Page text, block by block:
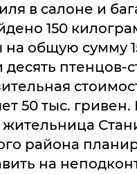
в салоне и
150
общую сумму
десять птенцов-
50 тыс.
жительница
района
на